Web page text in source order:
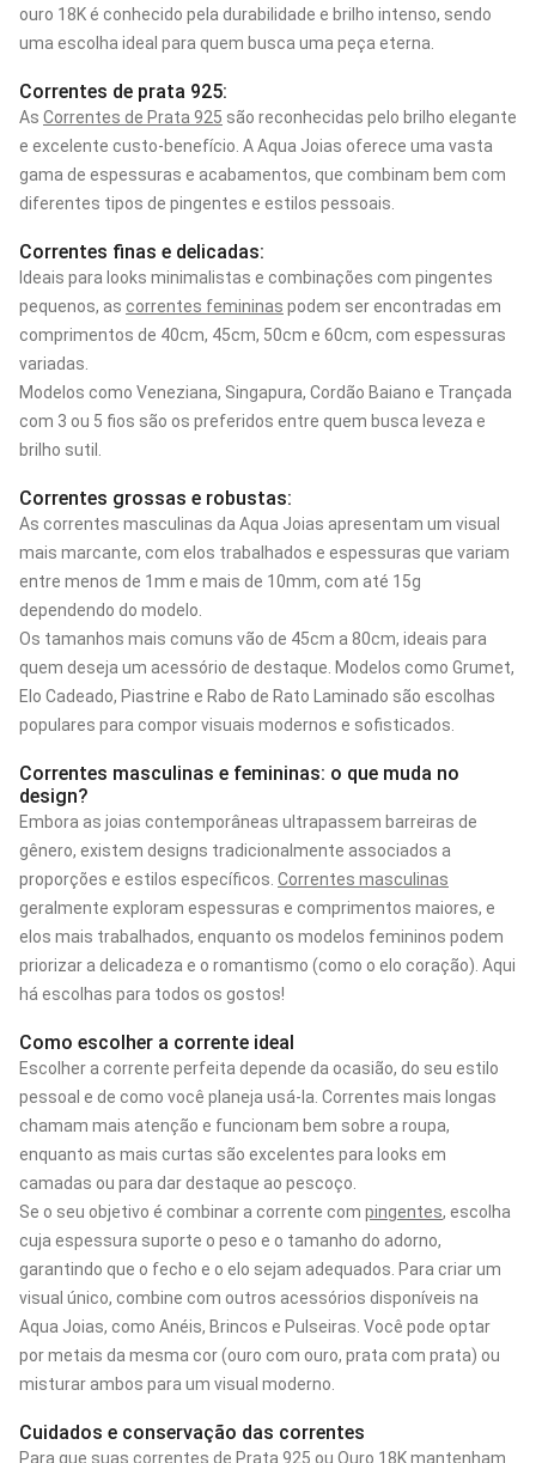
ouro 18K é conhecido pela durabilidade e brilho intenso, sendo
uma escolha ideal para quem busca uma peça eterna.
Correntes de prata 925:
As Correntes de Prata 925 são reconhecidas pelo brilho elegante
e excelente custo-benefício. A Aqua Joias oferece uma vasta
gama de espessuras e acabamentos, que combinam bem com
diferentes tipos de pingentes e estilos pessoais.
Correntes finas e delicadas:
Ideais para looks minimalistas e combinações com pingentes
pequenos, as correntes femininas podem ser encontradas em
comprimentos de 40cm, 45cm, 50cm e 60cm, com espessuras
variadas.
Modelos como Veneziana, Singapura, Cordão Baiano e Trançada
com 3 ou 5 fios são os preferidos entre quem busca leveza e
brilho sutil.
Correntes grossas e robustas:
As correntes masculinas da Aqua Joias apresentam um visual
mais marcante, com elos trabalhados e espessuras que variam
entre menos de 1mm e mais de 10mm, com até 15g
dependendo do modelo.
Os tamanhos mais comuns vão de 45cm a 80cm, ideais para
quem deseja um acessório de destaque. Modelos como Grumet,
Elo Cadeado, Piastrine e Rabo de Rato Laminado são escolhas
populares para compor visuais modernos e sofisticados.
Correntes masculinas e femininas: o que muda no
design?
Embora as joias contemporâneas ultrapassem barreiras de
gênero, existem designs tradicionalmente associados a
proporções e estilos específicos. Correntes masculinas
geralmente exploram espessuras e comprimentos maiores, e
elos mais trabalhados, enquanto os modelos femininos podem
priorizar a delicadeza e o romantismo (como o elo coração). Aqui
há escolhas para todos os gostos!
Como escolher a corrente ideal
Escolher a corrente perfeita depende da ocasião, do seu estilo
pessoal e de como você planeja usá-la. Correntes mais longas
chamam mais atenção e funcionam bem sobre a roupa,
enquanto as mais curtas são excelentes para looks em
camadas ou para dar destaque ao pescoço.
Se o seu objetivo é combinar a corrente com pingentes, escolha
cuja espessura suporte o peso e o tamanho do adorno,
garantindo que o fecho e o elo sejam adequados. Para criar um
visual único, combine com outros acessórios disponíveis na
Aqua Joias, como Anéis, Brincos e Pulseiras. Você pode optar
por metais da mesma cor (ouro com ouro, prata com prata) ou
misturar ambos para um visual moderno.
Cuidados e conservação das correntes
Para que suas correntes de Prata 925 ou Ouro 18K mantenham